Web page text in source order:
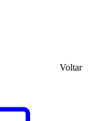
Voltar